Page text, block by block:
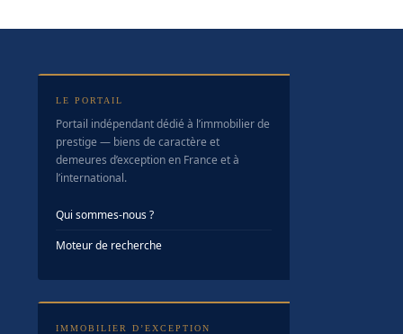
LE PORTAIL
Portail indépendant dédié à l’immobilier de
prestige — biens de caractère et
demeures d’exception en France et à
l’international.
Qui sommes-nous ?
Moteur de recherche
IMMOBILIER D’EXCEPTION